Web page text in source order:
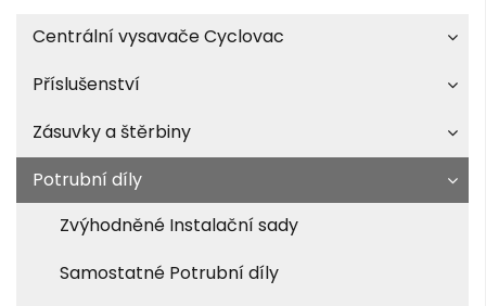
Centrální vysavače Cyclovac
Příslušenství
Zásuvky a štěrbiny
Potrubní díly
Zvýhodněné Instalační sady
Samostatné Potrubní díly